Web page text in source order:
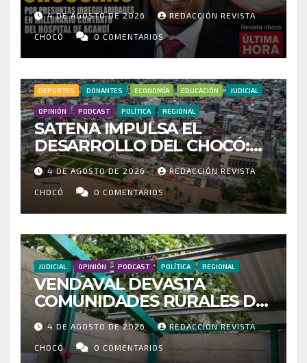
POR PRESUNTAS
IRREGULARIDADES EN
MILLONARIO CONTRATO DEL
HOSPITAL DE ACANDÍ
4 DE AGOSTO DE 2026 REDACCIÓN REVISTA
CHOCÓ 0 COMENTARIOS
DEPORTES DONANTES ECONOMÍA EDUCACIÓN JUDICIAL
OPINIÓN PODCAST POLÍTICA REGIONAL
SATENA IMPULSA EL
DESARROLLO DEL CHOCÓ:
MÁS DE 35 MIL PASAJEROS
MOVILIZADOS Y NUEVAS
RUTAS FORTALECEN LA
CONECTIVIDAD
4 DE AGOSTO DE 2026 REDACCIÓN REVISTA
CHOCÓ 0 COMENTARIOS
JUDICIAL OPINIÓN PODCAST POLÍTICA REGIONAL
VENDAVAL DEVASTA
COMUNIDADES RURALES DE
RIOSUCIO: ESCUELAS,
VIVIENDAS Y CEMENTERIO
ENTRE LOS AFECTADOS
4 DE AGOSTO DE 2026 REDACCIÓN REVISTA
CHOCÓ 0 COMENTARIOS